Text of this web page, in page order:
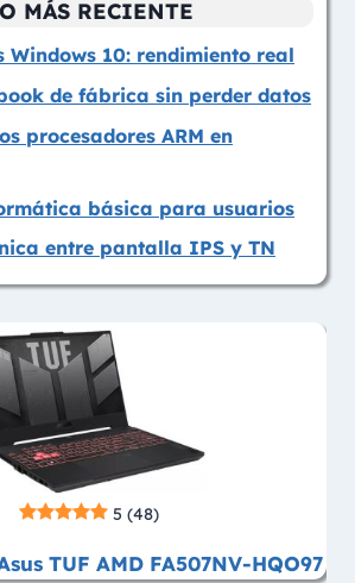
MÁS RECIENTE
Windows 10: rendimiento real
de fábrica sin perder datos
procesadores ARM en
básica para usuarios
entre pantalla IPS y TN
5 (48)
TUF AMD FA507NV-HQO97